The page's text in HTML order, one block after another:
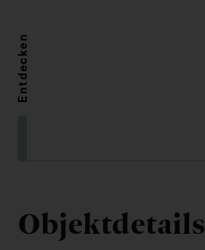
Entdecken
Objektdetails